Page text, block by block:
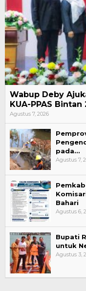
Wabup Deby
KUA-PPAS Bintan
Agustus 7, 2026
pada…
Agustus 7,
Bahari
Agustus 6,
Bupati
untuk
Agustus 3,